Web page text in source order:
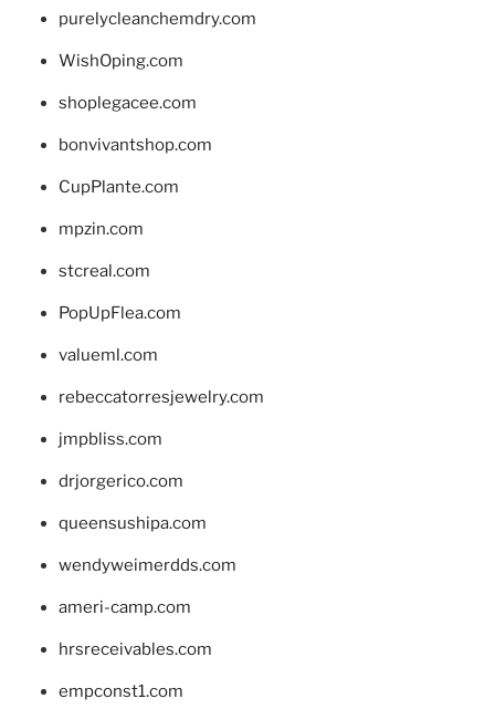
purelycleanchemdry.com
WishOping.com
shoplegacee.com
bonvivantshop.com
CupPlante.com
mpzin.com
stcreal.com
PopUpFlea.com
valueml.com
rebeccatorresjewelry.com
jmpbliss.com
drjorgerico.com
queensushipa.com
wendyweimerdds.com
ameri-camp.com
hrsreceivables.com
empconst1.com